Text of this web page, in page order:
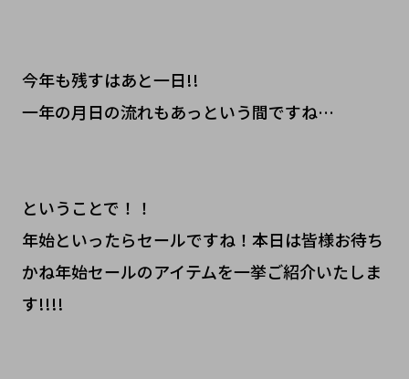
今年も残すはあと一日!!
一年の月日の流れもあっという間ですね…
ということで！！
年始といったらセールですね！本日は皆様お待ち
かね年始セールのアイテムを一挙ご紹介いたしま
す!!!!